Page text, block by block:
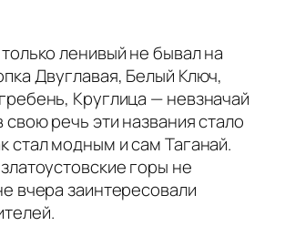
ленивый не бывал на
Двуглавая, Белый Ключ,
Круглица — невзначай
свою речь эти названия стало
стал модным и сам Таганай.
горы не
вчера заинтересовали